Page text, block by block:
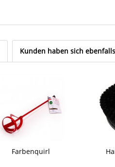
Kunden haben sich
Farbenquirl